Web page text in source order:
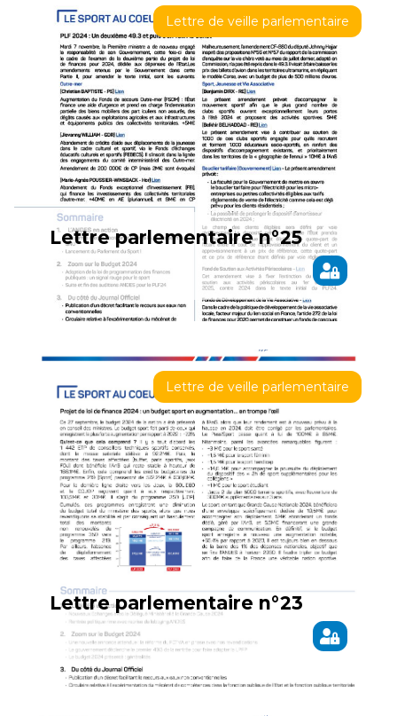
Lettre de veille parlementaire
Lettre parlementaire n°25
Lettre de veille parlementaire
Lettre parlementaire n°23